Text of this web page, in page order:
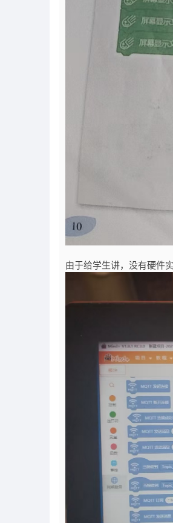
由于给学生讲，没有硬件